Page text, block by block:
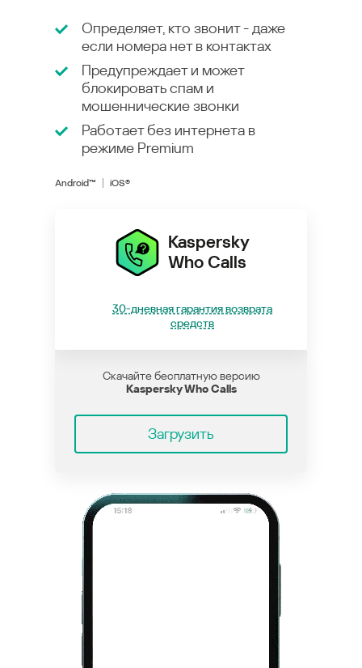
Определяет, кто звонит - даже
если номера нет в контактах
Предупреждает и может
блокировать спам и
мошеннические звонки
Работает без интернета в
режиме Premium
Android™ iOS®
Kaspersky
Who Calls
30-дневная гарантия возврата
средств
Скачайте бесплатную версию
Kaspersky Who Calls
Загрузить